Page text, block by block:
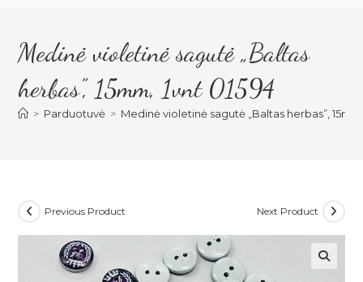
Medinė violetinė sagutė „Baltas
herbas”, 15mm, 1vnt 01594
> Parduotuvė > Medinė violetinė sagutė „Baltas herbas”,
Previous Product Next Product